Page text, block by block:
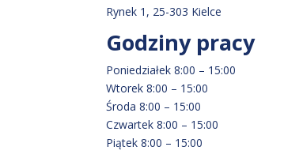
Rynek 1, 25-303 Kielce
Godziny pracy
Poniedziałek 8:00 – 15:00
Wtorek 8:00 – 15:00
Środa 8:00 – 15:00
Czwartek 8:00 – 15:00
Piątek 8:00 – 15:00